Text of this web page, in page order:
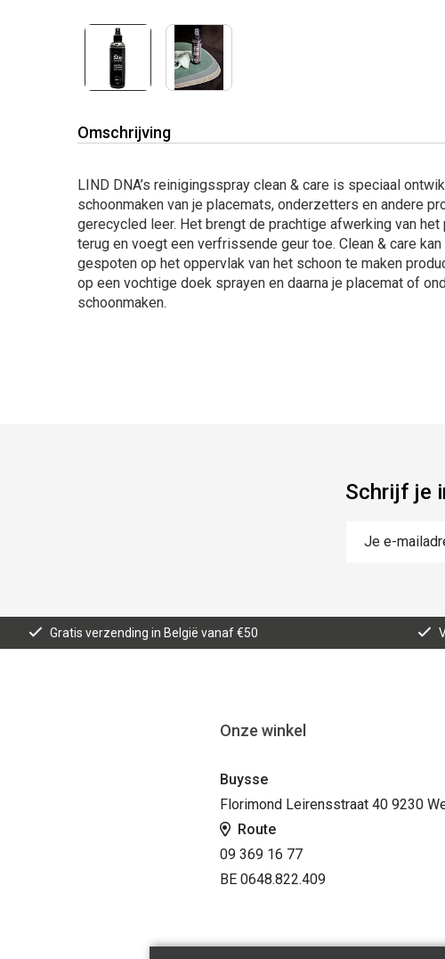
Omschrijving
LIND DNA’s reinigingsspray clean & care is speciaal
schoonmaken van je placemats, onderzetters en andere
gerecycled leer. Het brengt de prachtige afwerking van het
terug en voegt een verfrissende geur toe. Clean & care
gespoten op het oppervlak van het schoon te maken
op een vochtige doek sprayen en daarna je placemat of
schoonmaken.
Schrijf je
Gratis verzending in België vanaf €50
Onze winkel
Buysse
Florimond Leirensstraat 40 9230
Route
09 369 16 77
BE 0648.822.409